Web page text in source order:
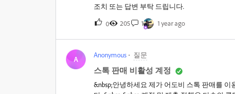
조치 또는 답변 부탁 드립니다.
0 205 1 1 year ago
A
Anonymous 질문
스톡 판매 비활성 계정
&nbsp;안녕하세요 제가 어도비 스톡 판매를